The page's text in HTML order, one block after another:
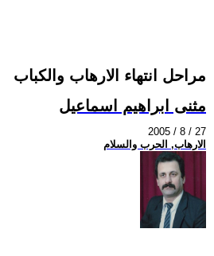
مراحل انتهاء الارهاب والكباب
مثنى ابراهيم اسماعيل
2005 / 8 / 27
الارهاب, الحرب والسلام